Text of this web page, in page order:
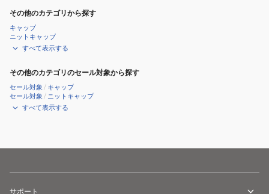
その他のカテゴリから探す
キャップ
ニットキャップ
すべて表示する
その他のカテゴリのセール対象から探す
セール対象 / キャップ
セール対象 / ニットキャップ
すべて表示する
サポート